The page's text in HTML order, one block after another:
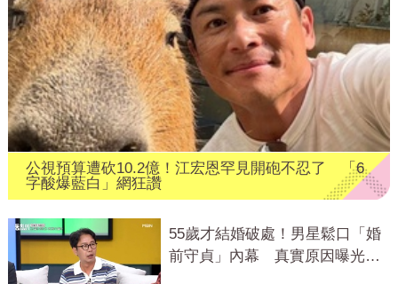
公視預算遭砍10.2億！江宏恩罕見開砲不忍了 「6
字酸爆藍白」網狂讚
55歲才結婚破處！男星鬆口「婚
前守貞」內幕 真實原因曝光全